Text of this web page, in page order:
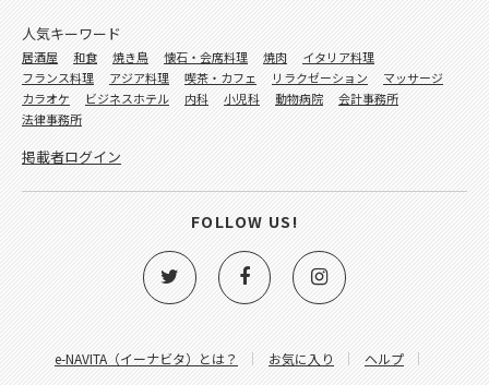
e-NAVITA（イーナビタ）とは？ お気に入り
ヘルプ
人気キーワード
居酒屋 和食 焼き鳥 懐石・会席料理 焼肉
イタリア料理
フランス料理
アジア料理 喫茶・カフェ リラクゼーション
マッサージ
カラオケ
ビジネスホテル 内科 小児科 動物病院
会計事務所
法律事務所
掲載者ログイン
FOLLOW US!